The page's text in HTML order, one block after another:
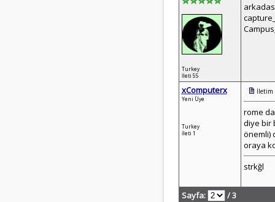
Turkey
İleti 55
xComputerx
Yeni Üye
Turkey
İleti 1
rome
diye bir
önemli)
oraya
strkğl
Sayfa: / 3